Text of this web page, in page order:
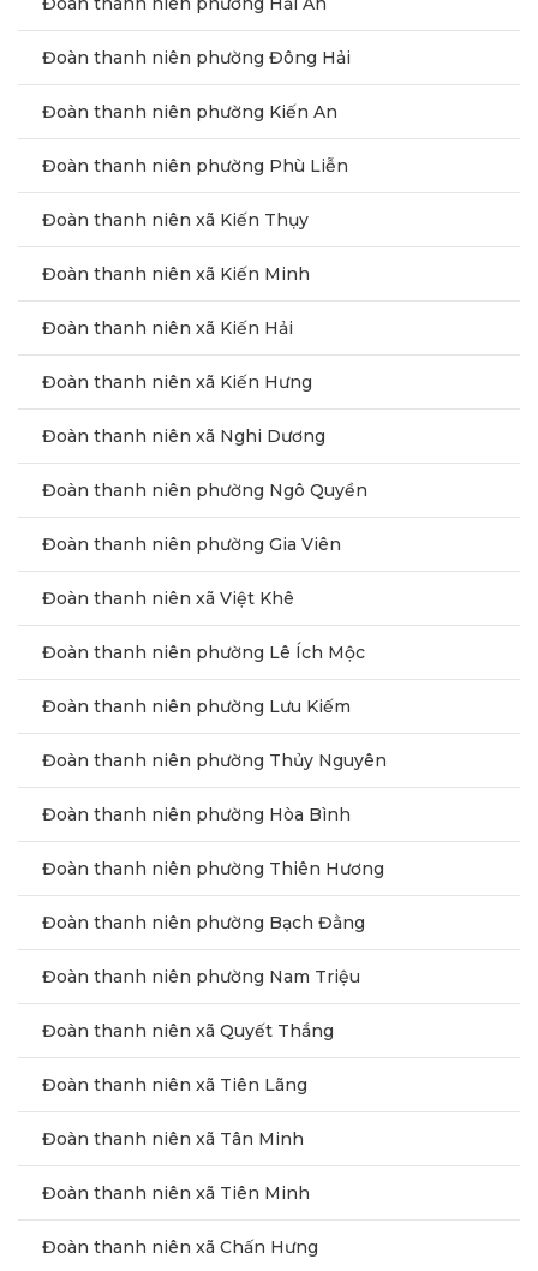
Đoàn thanh niên phường Đông Hải
Đoàn thanh niên phường Kiến An
Đoàn thanh niên phường Phù Liễn
Đoàn thanh niên xã Kiến Thụy
Đoàn thanh niên xã Kiến Minh
Đoàn thanh niên xã Kiến Hải
Đoàn thanh niên xã Kiến Hưng
Đoàn thanh niên xã Nghi Dương
Đoàn thanh niên phường Ngô Quyền
Đoàn thanh niên phường Gia Viên
Đoàn thanh niên xã Việt Khê
Đoàn thanh niên phường Lê Ích Mộc
Đoàn thanh niên phường Lưu Kiếm
Đoàn thanh niên phường Thủy Nguyên
Đoàn thanh niên phường Hòa Bình
Đoàn thanh niên phường Thiên Hương
Đoàn thanh niên phường Bạch Đằng
Đoàn thanh niên phường Nam Triệu
Đoàn thanh niên xã Quyết Thắng
Đoàn thanh niên xã Tiên Lãng
Đoàn thanh niên xã Tân Minh
Đoàn thanh niên xã Tiên Minh
Đoàn thanh niên xã Chấn Hưng